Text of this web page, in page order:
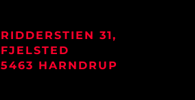
RIDDERSTIEN 31,
FJELSTED
5463 HARNDRUP